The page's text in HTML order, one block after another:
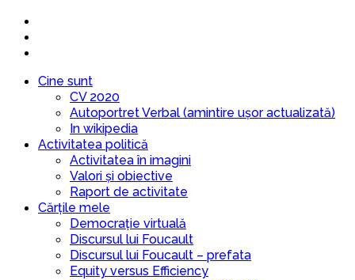
Cine sunt
CV 2020
Autoportret Verbal (amintire ușor actualizată)
In wikipedia
Activitatea politică
Activitatea în imagini
Valori și obiective
Raport de activitate
Cărțile mele
Democrație virtuală
Discursul lui Foucault
Discursul lui Foucault – prefata
Equity versus Efficiency